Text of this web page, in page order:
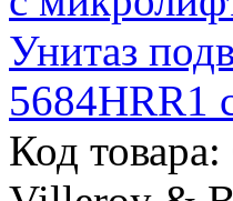
Унитаз
5684HRR1
Код